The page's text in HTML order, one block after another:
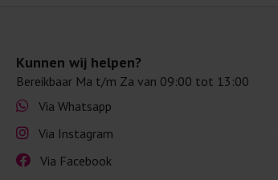
Kunnen wij helpen?
Bereikbaar Ma t/m Za van 09:00 tot 13:00
Via Whatsapp
Via Instagram
Via Facebook